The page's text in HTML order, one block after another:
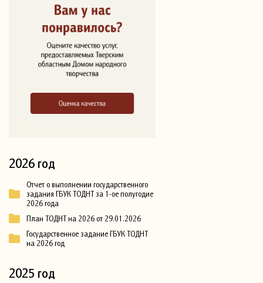
2026 год
Отчет о выполнении государственного
задания ГБУК ТОДНТ за 1-ое полугодие
2026 года
План ТОДНТ на 2026 от 29.01.2026
Государственное задание ГБУК ТОДНТ
на 2026 год
2025 год